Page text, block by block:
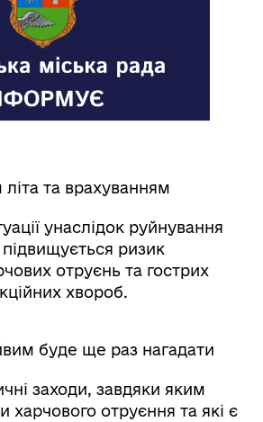
та врахуванням
унаслідок руйнування
ризик
отруєнь та гострих
хвороб.
буде ще раз нагадати
заходи, завдяки яким
харчового отруєння та які є